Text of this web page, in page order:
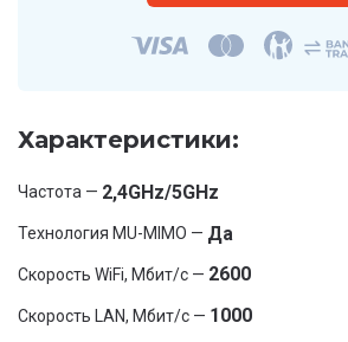
Характеристики:
Частота — 2,4GHz/5GHz
Технология MU-MIMO — Да
Скорость WiFi, Мбит/с — 2600
Скорость LAN, Мбит/с — 1000